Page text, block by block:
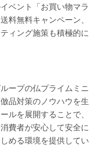
ベント「お買い物マラ
料無料キャンペーン、
ィング施策も積極的に
ープの仏プライムミニ
品対策のノウハウを生
ルを展開することで、
費者が安心して安全に
める環境を提供してい